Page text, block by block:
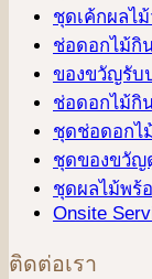
ชุดเค้กผลไ
ช่อดอกไม้กิ
ของขวัญรับ
ช่อดอกไม้กิ
ชุดช่อดอกไ
ชุดของขวัญ
ชุดผลไม้พร้
Onsite
ติดต่อเรา